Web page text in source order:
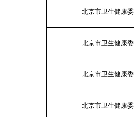
北京市卫生健康委
北京市卫生健康委
北京市卫生健康委
北京市卫生健康委